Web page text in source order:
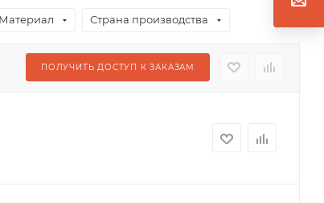
Материал Страна производства
ПОЛУЧИТЬ ДОСТУП К ЗАКАЗАМ